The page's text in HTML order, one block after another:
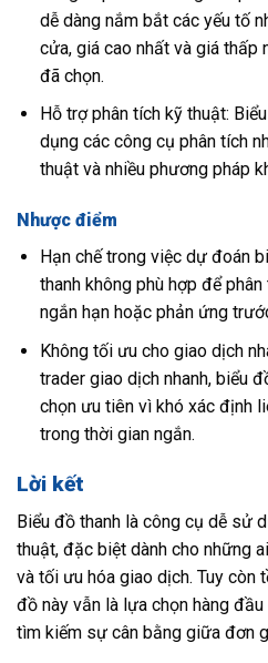
dễ dàng nắm bắt các yếu tố
cửa, giá cao nhất và giá thấp
đã chọn.
Hỗ trợ phân tích kỹ thuật:
dụng các công cụ phân tích
thuật và nhiều phương pháp
Nhược điểm
Hạn chế trong việc dự đoán
thanh không phù hợp để
ngắn hạn hoặc phản ứng
Không tối ưu cho giao dịch
trader giao dịch nhanh, biểu
chọn ưu tiên vì khó xác định
trong thời gian ngắn.
Lời kết
Biểu đồ thanh là công cụ dễ sử
thuật, đặc biệt dành cho những
và tối ưu hóa giao dịch. Tuy còn
đồ này vẫn là lựa chọn hàng
tìm kiếm sự cân bằng giữa đơn